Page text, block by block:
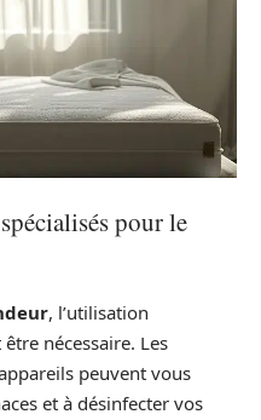
pour le
, l’utilisation
nécessaire. Les
peuvent vous
et à désinfecter vos